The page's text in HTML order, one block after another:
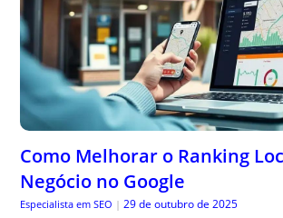
Como Melhorar o Ranking
Negócio no Google
Especialista em SEO | 29 de outubro de 2025